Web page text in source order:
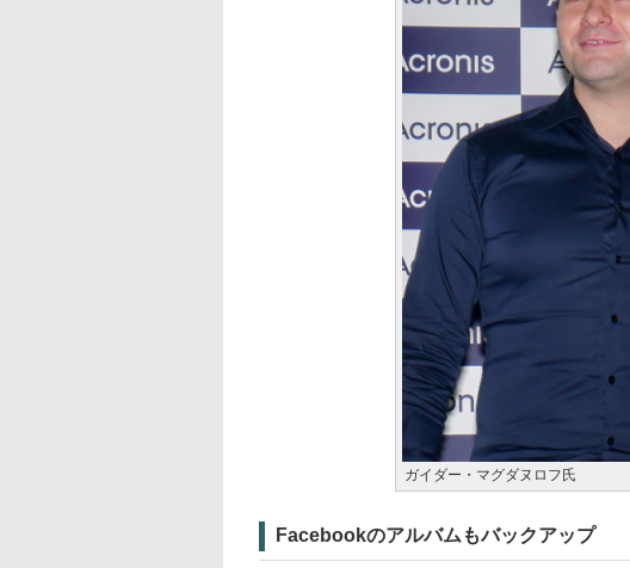
ガイダー・マグダヌロフ氏
Facebookのアルバムもバックアップ